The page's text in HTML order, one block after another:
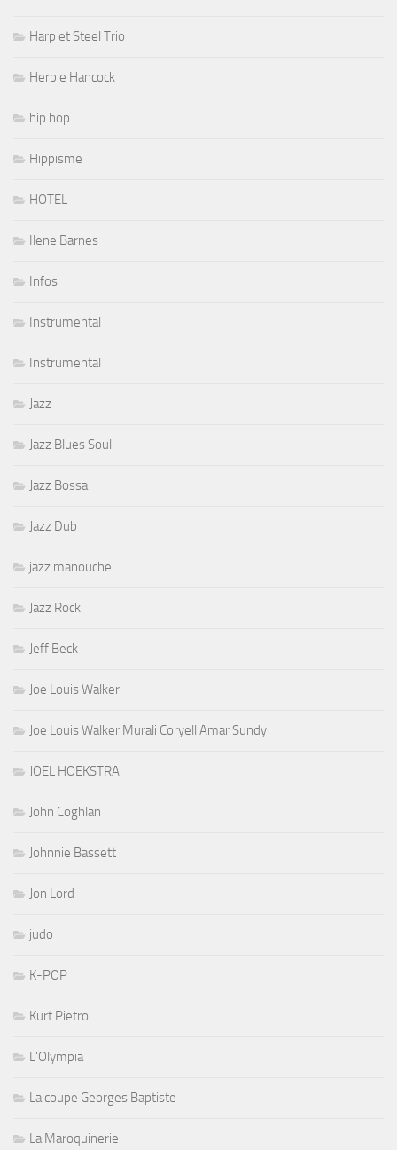
Harp et Steel Trio
Herbie Hancock
hip hop
Hippisme
HOTEL
Ilene Barnes
Infos
Instrumental
Instrumental
Jazz
Jazz Blues Soul
Jazz Bossa
Jazz Dub
jazz manouche
Jazz Rock
Jeff Beck
Joe Louis Walker
Joe Louis Walker Murali Coryell Amar Sundy
JOEL HOEKSTRA
John Coghlan
Johnnie Bassett
Jon Lord
judo
K-POP
Kurt Pietro
L'Olympia
La coupe Georges Baptiste
La Maroquinerie